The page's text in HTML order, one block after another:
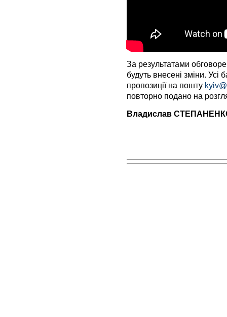
За результатами
будуть внесені зміни.
пропозиції на пошту
повторно подано на
Владислав